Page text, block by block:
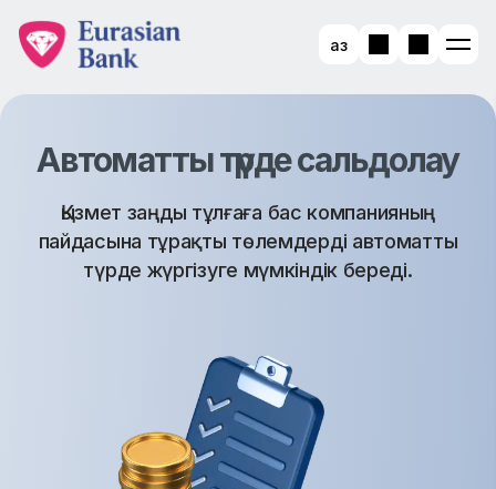
Қаз
Автоматты түрде сальдолау
Қызмет заңды тұлғаға бас компанияның
пайдасына тұрақты төлемдерді автоматты
түрде жүргізуге мүмкіндік береді.